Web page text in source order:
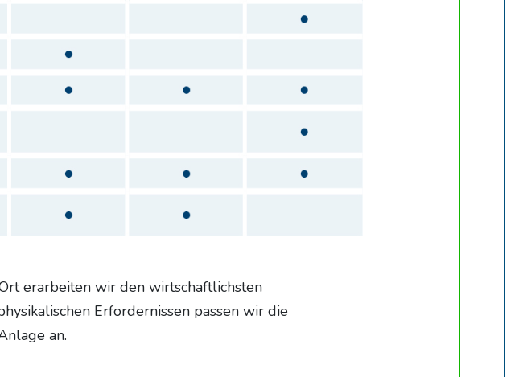
erarbeiten wir den wirtschaftlichsten
Erfordernissen passen wir die
an.